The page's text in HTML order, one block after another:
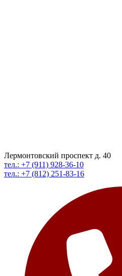
Лермонтовский проспект д. 40
тел.: +7 (911) 928-36-10
тел.: +7 (812) 251-83-16